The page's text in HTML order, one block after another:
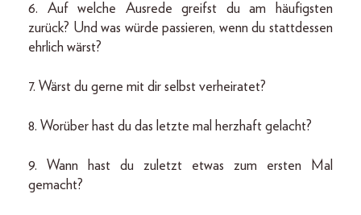
6. Auf welche Ausrede greifst du am häufigsten
zurück? Und was würde passieren, wenn du stattdessen
ehrlich wärst?
7. Wärst du gerne mit dir selbst verheiratet?
8. Worüber hast du das letzte mal herzhaft gelacht?
9. Wann hast du zuletzt etwas zum ersten Mal
gemacht?